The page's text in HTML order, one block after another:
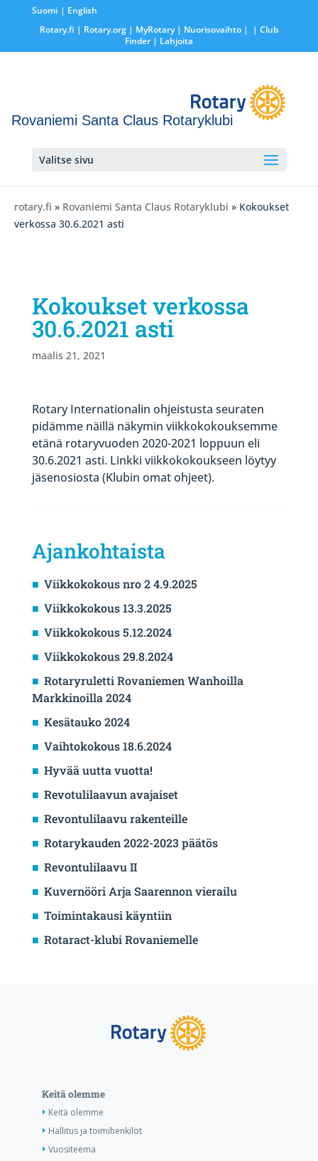
Suomi
English
Rotary.fi | Rotary.org| MyRotary | Nuorisovaihto|
| Club
Finder| Lahjoita
Rovaniemi Santa Claus Rotaryklubi
Valitse sivu
rotary.fi » Rovaniemi Santa Claus Rotaryklubi » Kokoukset
verkossa 30.6.2021 asti
Kokoukset verkossa
30.6.2021 asti
maalis 21, 2021
Rotary Internationalin ohjeistusta seuraten
pidämme näillä näkymin viikkokokouksemme
etänä rotaryvuoden 2020-2021 loppuun eli
30.6.2021 asti. Linkki viikkokokoukseen löytyy
jäsenosiosta (Klubin omat ohjeet).
Ajankohtaista
Viikkokokous nro 2 4.9.2025
Viikkokokous 13.3.2025
Viikkokokous 5.12.2024
Viikkokokous 29.8.2024
Rotaryruletti Rovaniemen Wanhoilla
Markkinoilla 2024
Kesätauko 2024
Vaihtokokous 18.6.2024
Hyvää uutta vuotta!
Revotulilaavun avajaiset
Revontulilaavu rakenteille
Rotarykauden 2022-2023 päätös
Revontulilaavu II
Kuvernööri Arja Saarennon vierailu
Toimintakausi käyntiin
Rotaract-klubi Rovaniemelle
Keitä olemme
Keitä olemme
Hallitus ja toimihenkilöt
Vuositeema